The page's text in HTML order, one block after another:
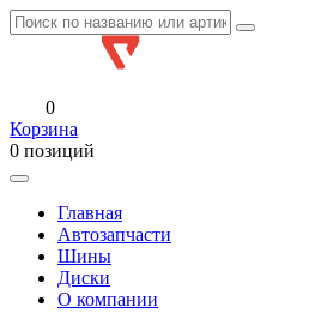
0
Корзина
0 позиций
Главная
Автозапчасти
Шины
Диски
О компании